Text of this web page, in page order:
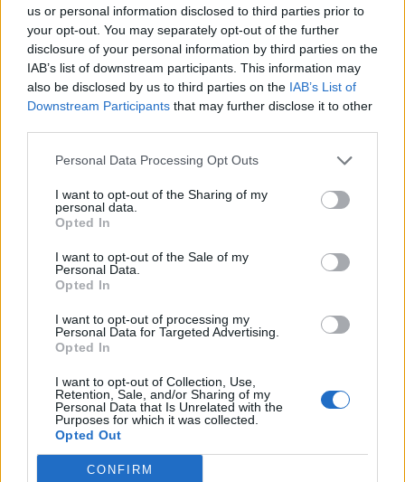
us or personal information disclosed to third parties prior to
your opt-out. You may separately opt-out of the further
disclosure of your personal information by third parties on the
IAB’s list of downstream participants. This information may
also be disclosed by us to third parties on the IAB’s List of
Downstream Participants that may further disclose it to other
Personal Data Processing Opt Outs
I want to opt-out of the Sharing of my
personal data.
Opted In
I want to opt-out of the Sale of my
Personal Data.
Opted In
I want to opt-out of processing my
Personal Data for Targeted Advertising.
Opted In
I want to opt-out of Collection, Use,
Retention, Sale, and/or Sharing of my
Personal Data that Is Unrelated with the
Purposes for which it was collected.
Opted Out
CONFIRM
Pasaulis
Karinis ir diplomatinis
Ukrainos naudai užleidžia
vietą augančiam
Pasaulis
Skandalingas „The Daily
darbuotojai - meilužei -
kompensacija
Pasaulis
Eldoradas Butrimas iš
Ukrainos: pagalba
Pasaulis